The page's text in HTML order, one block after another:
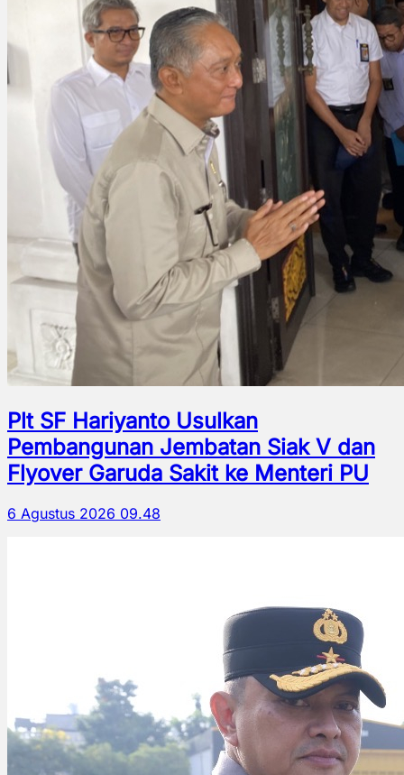
Plt SF Hariyanto Usulkan
Pembangunan Jembatan Siak V dan
Flyover Garuda Sakit ke Menteri PU
6 Agustus 2026 09.48